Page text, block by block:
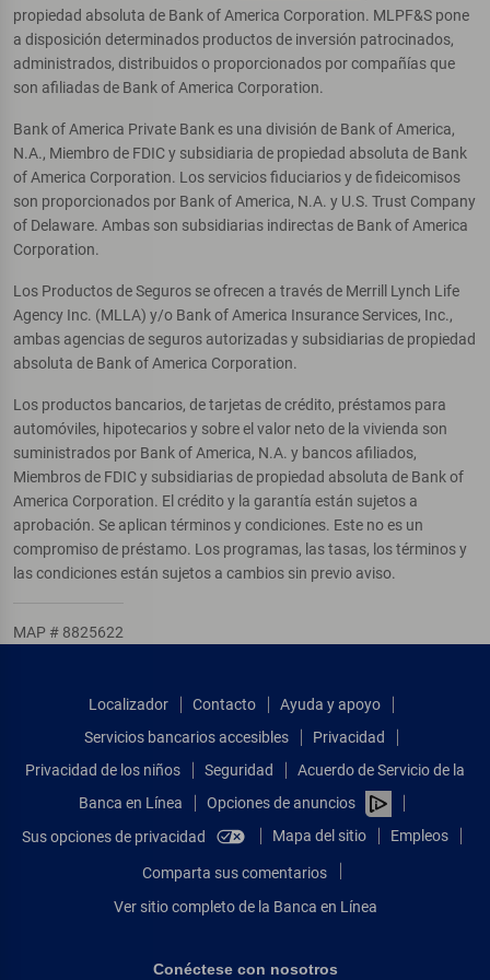
propiedad absoluta de Bank of America Corporation. MLPF&S pone
a disposición determinados productos de inversión patrocinados,
administrados, distribuidos o proporcionados por compañías que
son afiliadas de Bank of America Corporation.
Bank of America Private Bank es una división de Bank of America,
N.A., Miembro de FDIC y subsidiaria de propiedad absoluta de Bank
of America Corporation. Los servicios fiduciarios y de fideicomisos
son proporcionados por Bank of America, N.A. y U.S. Trust Company
of Delaware. Ambas son subsidiarias indirectas de Bank of America
Corporation.
Los Productos de Seguros se ofrecen a través de Merrill Lynch Life
Agency Inc. (MLLA) y/o Bank of America Insurance Services, Inc.,
ambas agencias de seguros autorizadas y subsidiarias de propiedad
absoluta de Bank of America Corporation.
Los productos bancarios, de tarjetas de crédito, préstamos para
automóviles, hipotecarios y sobre el valor neto de la vivienda son
suministrados por Bank of America, N.A. y bancos afiliados,
Miembros de FDIC y subsidiarias de propiedad absoluta de Bank of
America Corporation. El crédito y la garantía están sujetos a
aprobación. Se aplican términos y condiciones. Este no es un
compromiso de préstamo. Los programas, las tasas, los términos y
las condiciones están sujetos a cambios sin previo aviso.
MAP # 8825622
Localizador Contacto
Ayuda y apoyo
Servicios bancarios accesibles
Privacidad
Privacidad de los niños
Seguridad
Acuerdo de Servicio de la
Banca en Línea
Opciones de anuncios
Sus opciones de privacidad
Mapa del sitio Empleos
Comparta sus comentarios
Ver sitio completo de la Banca en Línea
Conéctese con nosotros